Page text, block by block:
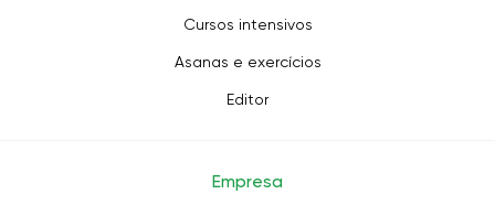
Cursos intensivos
Asanas e exercícios
Editor
Empresa